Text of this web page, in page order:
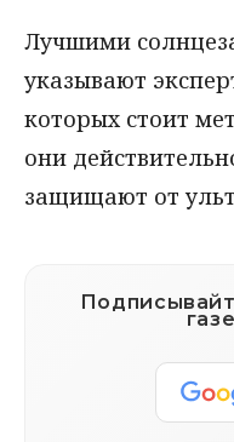
Лучшими
указывают
которых стоит
они
защищают от